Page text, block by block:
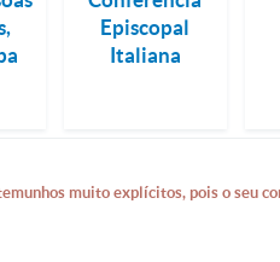
Episcopal
Italiana
muito explícitos, pois o seu